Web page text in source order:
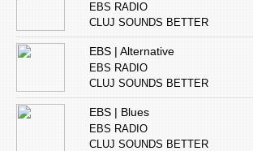
EBS RADIO
CLUJ SOUNDS BETTER
EBS | Alternative
EBS RADIO
CLUJ SOUNDS BETTER
EBS | Blues
EBS RADIO
CLUJ SOUNDS BETTER